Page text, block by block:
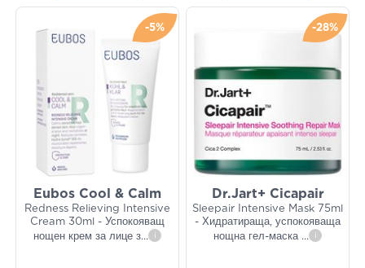
-5%
Eubos Cool & Calm
Redness Relieving Intensive
Cream 30ml - Успокояващ
нощен крем за лице з... i
-28%
Dr.Jart+ Cicapair
Sleepair Intensive Mask 75ml
- Хидратираща, успокояваща
нощна гел-маска ... i